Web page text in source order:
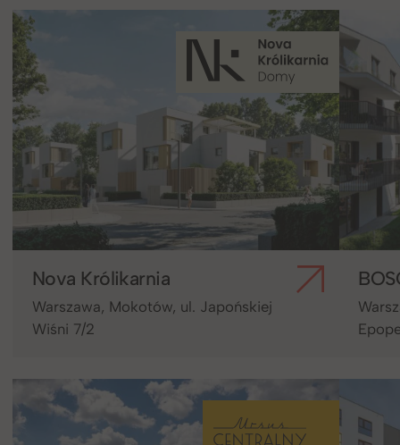
Nova Królikarnia
Warszawa, Mokotów, ul. Japońskiej
Wiśni 7/2